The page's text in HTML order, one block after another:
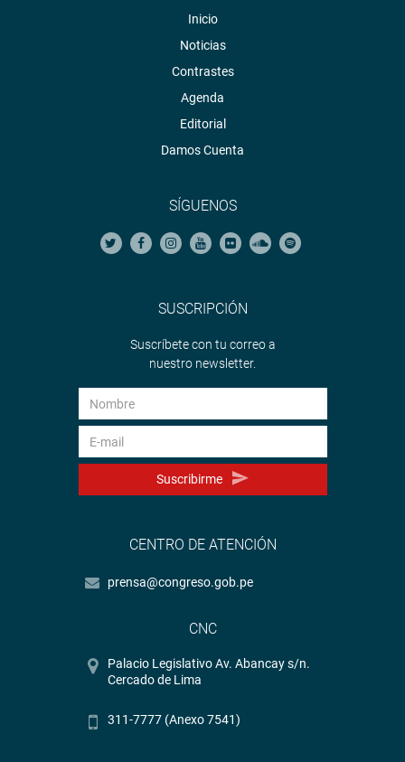
Inicio
Noticias
Contrastes
Agenda
Editorial
Damos Cuenta
SÍGUENOS
SUSCRIPCIÓN
Suscríbete con tu correo a
nuestro newsletter.
Suscribirme
CENTRO DE ATENCIÓN
prensa@congreso.gob.pe
CNC
Palacio Legislativo Av. Abancay s/n.
Cercado de Lima
311-7777 (Anexo 7541)